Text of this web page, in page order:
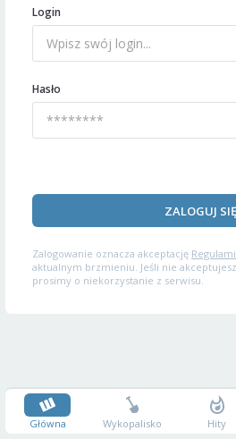
Login
Hasło
ZALOGUJ SIĘ
Zalogowanie oznacza akceptację
aktualnym brzmieniu. Jeśli nie
prosimy o niekorzystanie z serwisu.
Główna Wykopalisko Hity